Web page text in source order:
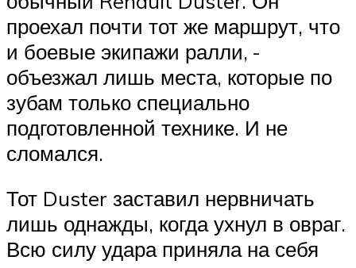
проехал почти тот же маршрут, что
­и боевые экипажи ралли, -
объезжал лишь места, которые по
зубам только специально
подготовленной технике. И не
сломался.
Тот Duster заставил нервничать
лишь однажды, когда ухнул в овраг.
Всю силу удара приняла на себя